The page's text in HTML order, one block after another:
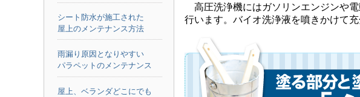
シート防水が施工された
屋上のメンテナンス方法
雨漏り原因となりやすい
パラペットのメンテナンス
屋上、ベランダどこにでも
高圧洗浄機にはガソリンエンジンや
行います。バイオ洗浄液を噴きかけて